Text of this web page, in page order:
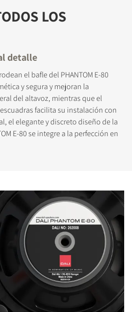
LOS
detalle
el bafle del PHANTOM E-80
y segura y mejoran la
del altavoz, mientras que el
facilita su instalación con
el elegante y discreto diseño de la
E-80 se integre a la perfección en